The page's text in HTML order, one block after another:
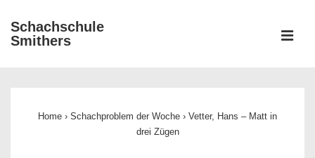
Zum
Inhalt
Schachschule
Smithers
Home › Schachproblem der Woche › Vetter, Hans – Matt in
drei Zügen